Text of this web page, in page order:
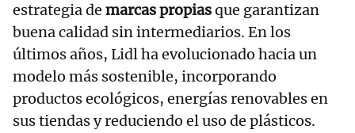
estrategia de marcas propiasque garantizan
buena calidad sin intermediarios. En los
últimos años, Lidl ha evolucionado hacia un
modelo más sostenible, incorporando
productos ecológicos, energías renovables en
sus tiendas y reduciendo el uso de plásticos.